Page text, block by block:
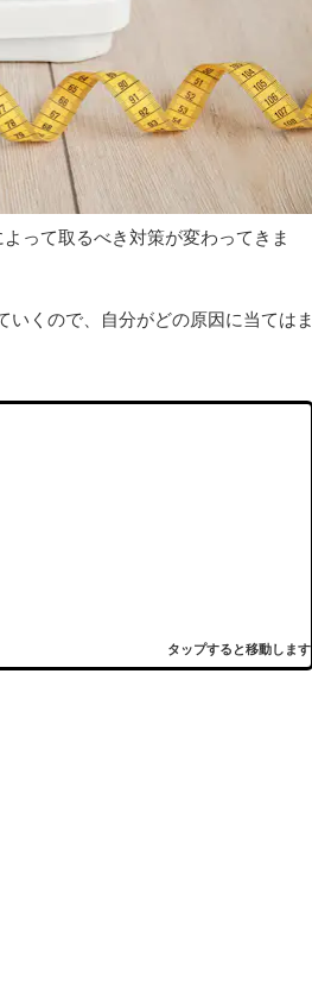
って取るべき対策が変わってきま
いくので、自分がどの原因に当てはま
タップすると移動します